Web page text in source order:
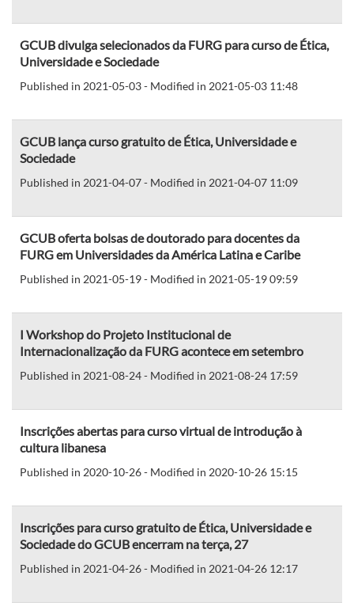
GCUB divulga selecionados da FURG para curso de Ética,
Universidade e Sociedade
Published in 2021-05-03 - Modified in 2021-05-03 11:48
GCUB lança curso gratuito de Ética, Universidade e
Sociedade
Published in 2021-04-07 - Modified in 2021-04-07 11:09
GCUB oferta bolsas de doutorado para docentes da
FURG em Universidades da América Latina e Caribe
Published in 2021-05-19 - Modified in 2021-05-19 09:59
I Workshop do Projeto Institucional de
Internacionalização da FURG acontece em setembro
Published in 2021-08-24 - Modified in 2021-08-24 17:59
Inscrições abertas para curso virtual de introdução à
cultura libanesa
Published in 2020-10-26 - Modified in 2020-10-26 15:15
Inscrições para curso gratuito de Ética, Universidade e
Sociedade do GCUB encerram na terça, 27
Published in 2021-04-26 - Modified in 2021-04-26 12:17